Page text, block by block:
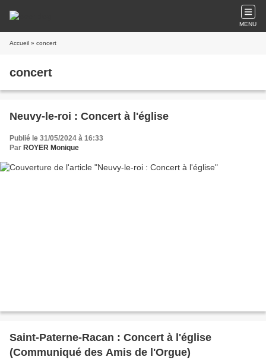
MENU
Accueil » concert
concert
Neuvy-le-roi : Concert à l'église
Publié le 31/05/2024 à 16:33
Par ROYER Monique
Saint-Paterne-Racan : Concert à l'église
(Communiqué des Amis de l'Orgue)